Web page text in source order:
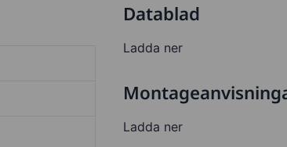
Datablad
Ladda ner
Ladda ner